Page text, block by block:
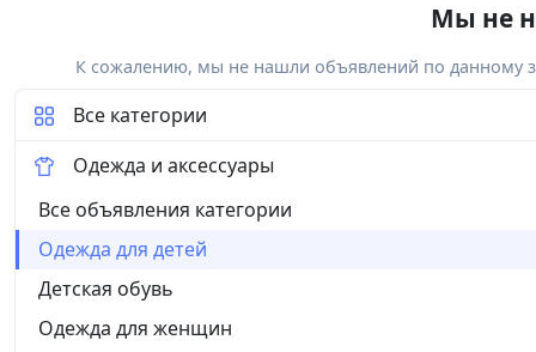
Мы не
К сожалению, мы не нашли объявлений по данному
Все категории
Одежда и аксессуары
Все объявления категории
Одежда для детей
Детская обувь
Одежда для женщин